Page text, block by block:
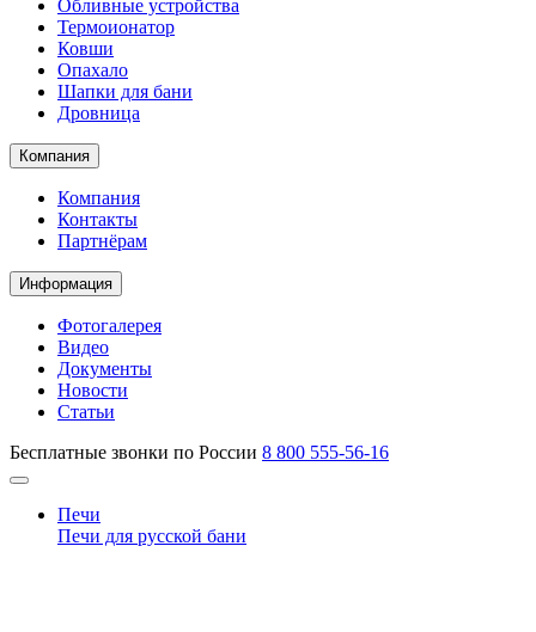
Обливные устройства
Термоионатор
Ковши
Опахало
Шапки для бани
Дровница
Компания
Компания
Контакты
Партнёрам
Информация
Фотогалерея
Видео
Документы
Новости
Статьи
Бесплатные звонки по России 8 800 555-56-16
Печи
Печи для русской бани